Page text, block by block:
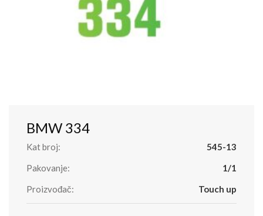
BMW 334
Kat broj:
545-13
Pakovanje:
1/1
Proizvođač:
Touch up